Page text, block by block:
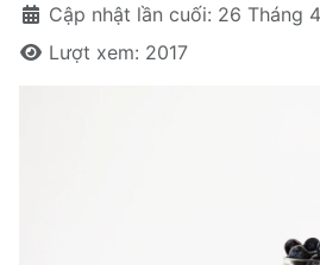
Cập nhật lần cuối: 26 Tháng
Lượt xem: 2017